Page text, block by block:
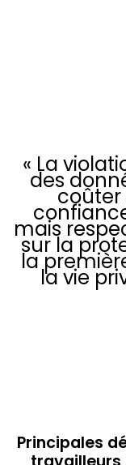
« La
des
coûter
mais
sur la
la
la vie
Principales